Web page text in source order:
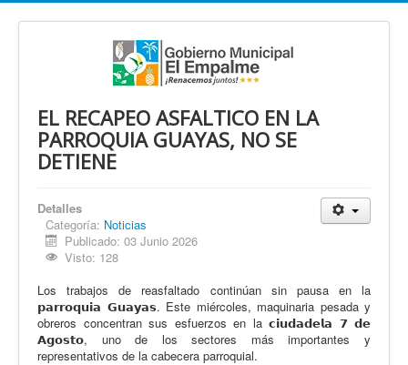
EL RECAPEO ASFALTICO EN LA
PARROQUIA GUAYAS, NO SE
DETIENE
Detalles
Categoría: Noticias
Publicado: 03 Junio 2026
Visto: 128
Los trabajos de reasfaltado continúan sin pausa en la
𝗽𝗮𝗿𝗿𝗼𝗾𝘂𝗶𝗮 𝗚𝘂𝗮𝘆𝗮𝘀. Este miércoles, maquinaria pesada y
obreros concentran sus esfuerzos en la 𝗰𝗶𝘂𝗱𝗮𝗱𝗲𝗹𝗮 𝟳 𝗱𝗲
𝗔𝗴𝗼𝘀𝘁𝗼, uno de los sectores más importantes y
representativos de la cabecera parroquial.